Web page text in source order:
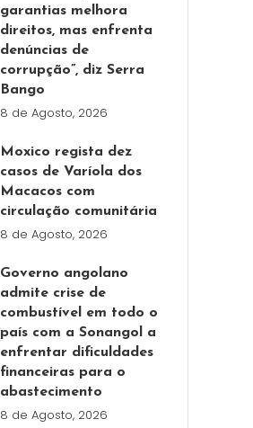
garantias melhora
direitos, mas enfrenta
denúncias de
corrupção”, diz Serra
Bango
8 de Agosto, 2026
Moxico regista dez
casos de Varíola dos
Macacos com
circulação comunitária
8 de Agosto, 2026
Governo angolano
admite crise de
combustível em todo o
país com a Sonangol a
enfrentar dificuldades
financeiras para o
abastecimento
8 de Agosto, 2026